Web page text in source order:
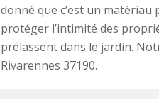
donné que c’est un matériau
protéger l’intimité des
prélassent dans le jardin.
Rivarennes 37190.